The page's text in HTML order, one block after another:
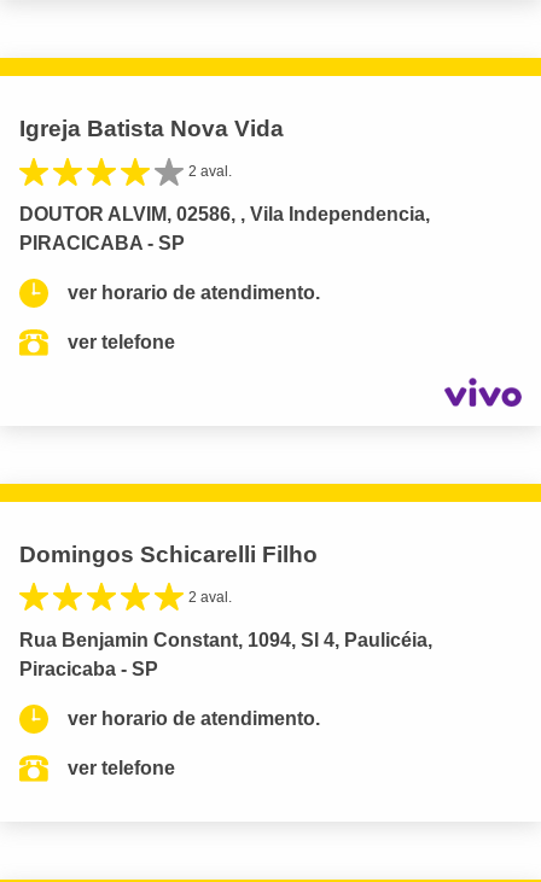
Igreja Batista Nova Vida
2 aval.
DOUTOR ALVIM, 02586, , Vila Independencia,
PIRACICABA - SP
ver horario de atendimento.
ver telefone
Domingos Schicarelli Filho
2 aval.
Rua Benjamin Constant, 1094, Sl 4, Paulicéia,
Piracicaba - SP
ver horario de atendimento.
ver telefone